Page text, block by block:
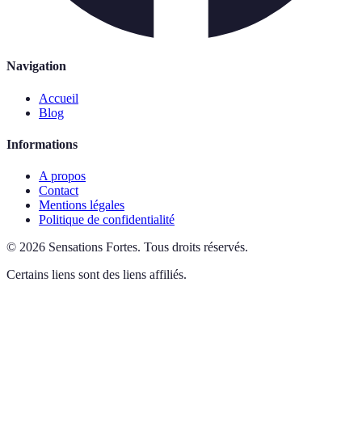
Navigation
Accueil
Blog
Informations
A propos
Contact
Mentions légales
Politique de confidentialité
© 2026 Sensations Fortes. Tous droits réservés.
Certains liens sont des liens affiliés.